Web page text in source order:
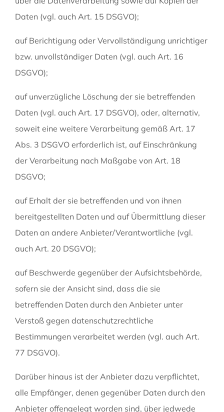
Daten (vgl. auch Art. 15 DSGVO);
auf Berichtigung oder Vervollständigung unrichtiger
bzw. unvollständiger Daten (vgl. auch Art. 16
DSGVO);
auf unverzügliche Löschung der sie betreffenden
Daten (vgl. auch Art. 17 DSGVO), oder, alternativ,
soweit eine weitere Verarbeitung gemäß Art. 17
Abs. 3 DSGVO erforderlich ist, auf Einschränkung
der Verarbeitung nach Maßgabe von Art. 18
DSGVO;
auf Erhalt der sie betreffenden und von ihnen
bereitgestellten Daten und auf Übermittlung dieser
Daten an andere Anbieter/Verantwortliche (vgl.
auch Art. 20 DSGVO);
auf Beschwerde gegenüber der Aufsichtsbehörde,
sofern sie der Ansicht sind, dass die sie
betreffenden Daten durch den Anbieter unter
Verstoß gegen datenschutzrechtliche
Bestimmungen verarbeitet werden (vgl. auch Art.
77 DSGVO).
Darüber hinaus ist der Anbieter dazu verpflichtet,
alle Empfänger, denen gegenüber Daten durch den
Anbieter offengelegt worden sind, über jedwede